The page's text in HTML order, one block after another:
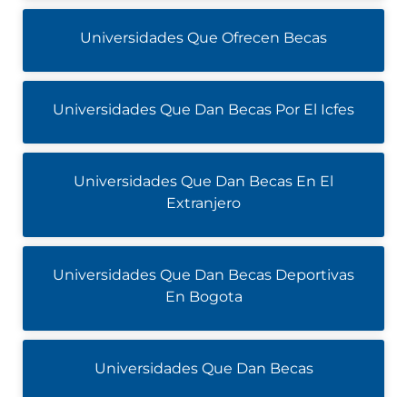
Universidades Que Ofrecen Becas
Universidades Que Dan Becas Por El Icfes
Universidades Que Dan Becas En El
Extranjero
Universidades Que Dan Becas Deportivas
En Bogota
Universidades Que Dan Becas